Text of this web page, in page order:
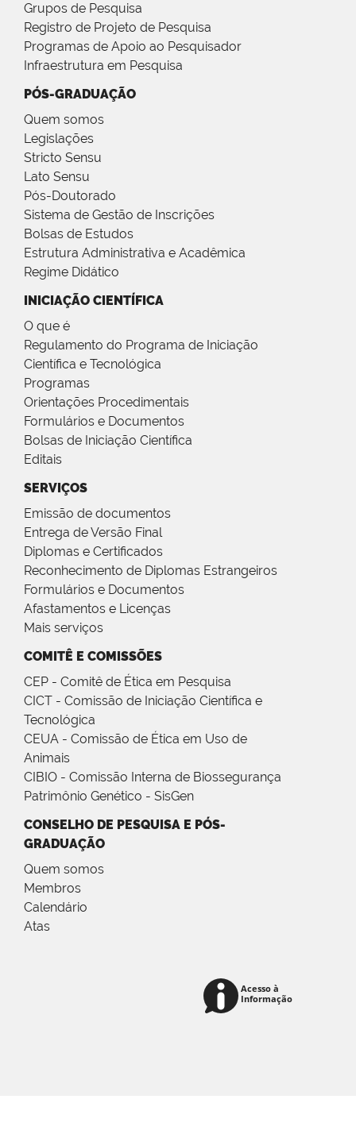
Grupos de Pesquisa
Registro de Projeto de Pesquisa
Programas de Apoio ao Pesquisador
Infraestrutura em Pesquisa
PÓS-GRADUAÇÃO
Quem somos
Legislações
Stricto Sensu
Lato Sensu
Pós-Doutorado
Sistema de Gestão de Inscrições
Bolsas de Estudos
Estrutura Administrativa e Acadêmica
Regime Didático
INICIAÇÃO CIENTÍFICA
O que é
Regulamento do Programa de Iniciação
Científica e Tecnológica
Programas
Orientações Procedimentais
Formulários e Documentos
Bolsas de Iniciação Científica
Editais
SERVIÇOS
Emissão de documentos
Entrega de Versão Final
Diplomas e Certificados
Reconhecimento de Diplomas Estrangeiros
Formulários e Documentos
Afastamentos e Licenças
Mais serviços
COMITÊ E COMISSÕES
CEP - Comitê de Ética em Pesquisa
CICT - Comissão de Iniciação Científica e
Tecnológica
CEUA - Comissão de Ética em Uso de
Animais
CIBIO - Comissão Interna de Biossegurança
Patrimônio Genético - SisGen
CONSELHO DE PESQUISA E PÓS-
GRADUAÇÃO
Quem somos
Membros
Calendário
Atas